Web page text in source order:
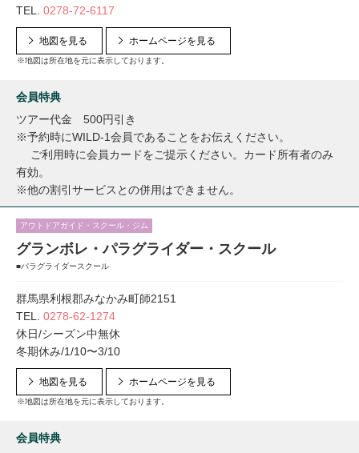
TEL. 0278-72-6117
地図を見る
※地図は所在地を元に表示しております。
ホームページを見る
会員特典
ツアー代金 500円引き
※予約時にWILD-1会員であることをお伝えください。
ご利用時に会員カードをご提示ください。カード所有者のみ
有効。
※他の割引サービスとの併用はできません。
アウトドアガイド・スクール・ジム
グランボレ・パラグライダー・スクール
■パラグライダースクール
群馬県利根郡みなかみ町師2151
TEL. 0278-62-1274
休日/シーズン中無休
冬期休み/1/10〜3/10
地図を見る
※地図は所在地を元に表示しております。
ホームページを見る
会員特典